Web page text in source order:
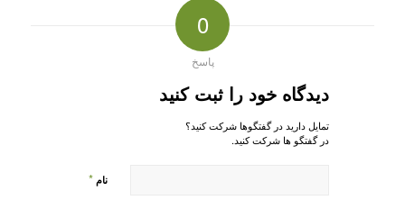
0
پاسخ
دیدگاه خود را ثبت کنید
تمایل دارید در گفتگوها شرکت کنید؟
در گفتگو ها شرکت کنید.
نام *